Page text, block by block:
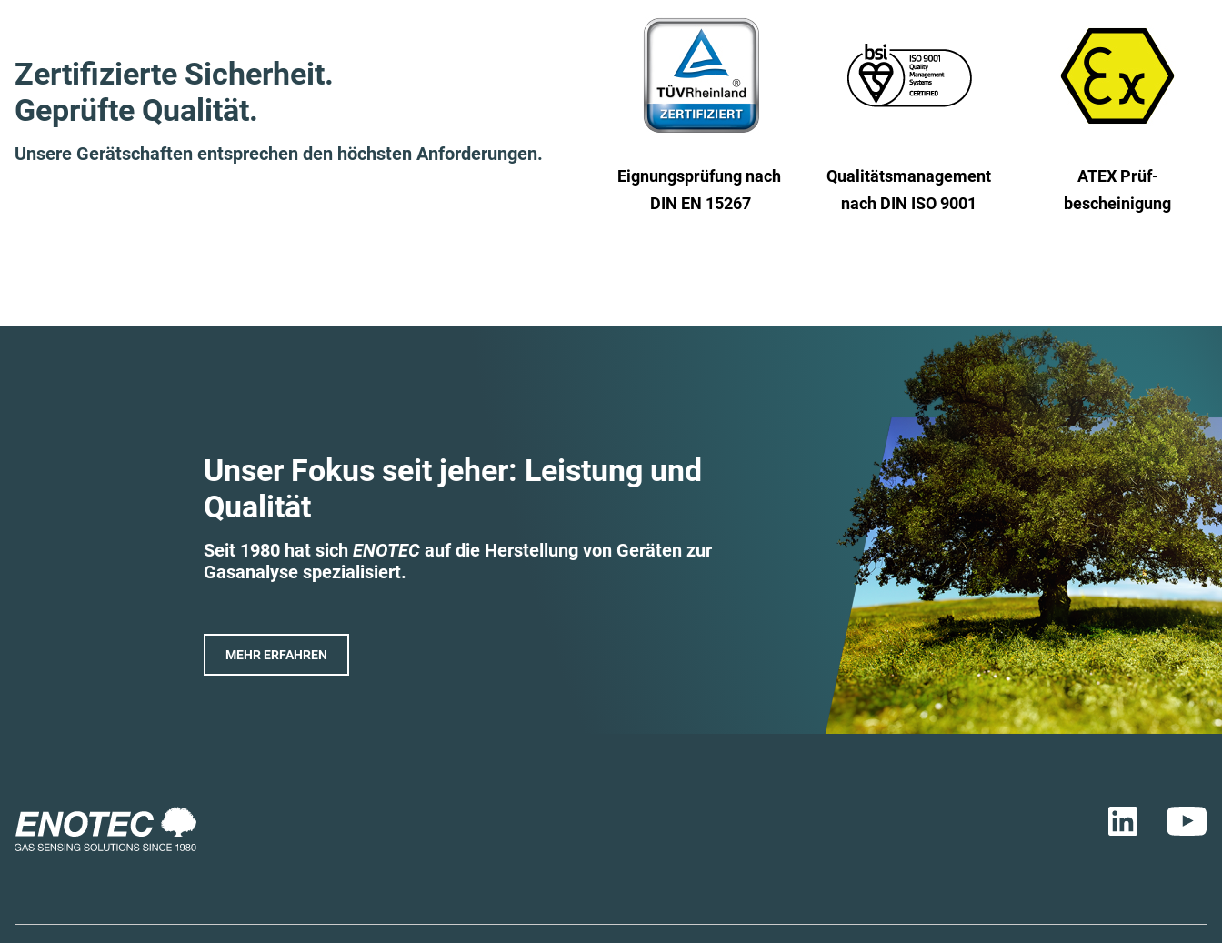
Zertifizierte Sicherheit.
Geprüfte Qualität.
Unsere Gerätschaften entsprechen den höchsten Anforderungen.
Eignungs­prüfung nach
DIN EN 15267
Qualitäts­management
nach DIN ISO 9001
ATEX Prüf­
bescheinigung
Unser Fokus seit jeher: Leistung und
Qualität
Seit 1980 hat sich ENOTECauf die Herstellung von Geräten zur
Gasanalyse spezialisiert.
MEHR ERFAHREN